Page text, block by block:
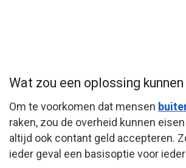
Wat zou een oplossing
Om te voorkomen dat mensen
raken, zou de overheid kunnen
altijd ook contant geld accepteren.
ieder geval een basisoptie voor